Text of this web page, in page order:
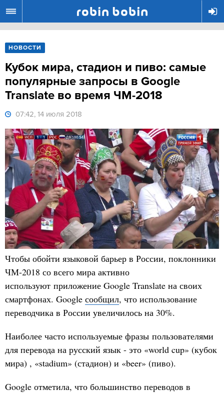
НОВОСТИ
Кубок мира, стадион и пиво: самые
популярные запросы в Google
Translate во время ЧМ-2018
07:42, 14 июля 2018
Чтобы обойти языковой барьер в России, поклонники
ЧМ-2018 со всего мира активно
используют приложение Google Translate на своих
смартфонах. Google сообщил, что использование
переводчика в России увеличилось на 30%.
Наиболее часто используемые фразы пользователями
для перевода на русский язык - это «world cup» (кубок
мира) , «stadium» (стадион) и «beer» (пиво).
Google отметила, что большинство переводов в